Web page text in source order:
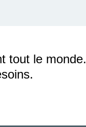
tout le monde.